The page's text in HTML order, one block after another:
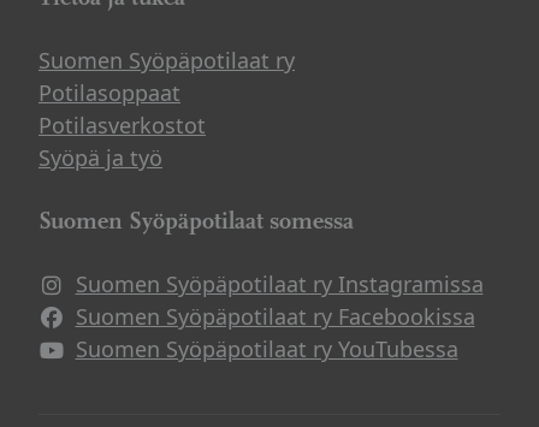
Suomen Syöpäpotilaat ry
Potilasoppaat
Potilasverkostot
Syöpä ja työ
Suomen Syöpäpotilaat somessa
Suomen Syöpäpotilaat ry Instagramissa
Suomen Syöpäpotilaat ry Facebookissa
Suomen Syöpäpotilaat ry YouTubessa